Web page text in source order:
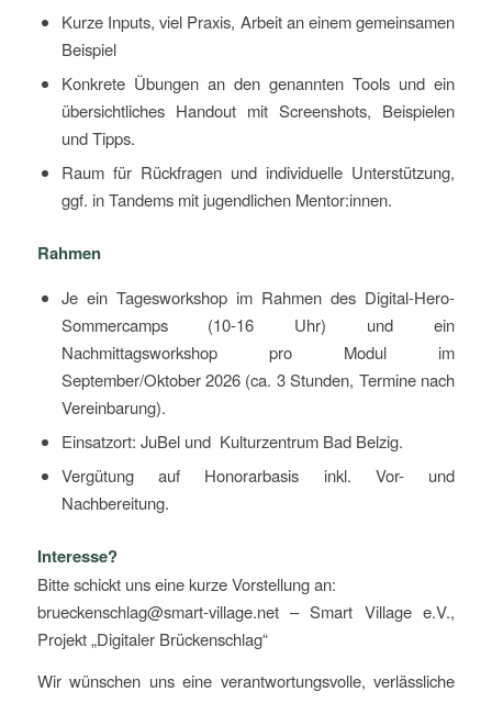
Kurze Inputs, viel Praxis, Arbeit an einem gemeinsamen
Beispiel
Konkrete Übungen an den genannten Tools und ein
übersichtliches Handout mit Screenshots, Beispielen
und Tipps.
Raum für Rückfragen und individuelle Unterstützung,
ggf. in Tandems mit jugendlichen Mentor:innen.
Rahmen
Je ein Tagesworkshop im Rahmen des Digital-Hero-
Sommercamps (10-16 Uhr) und ein
Nachmittagsworkshop pro Modul im
September/Oktober 2026 (ca. 3 Stunden, Termine nach
Vereinbarung).
Einsatzort: JuBel und Kulturzentrum Bad Belzig.
Vergütung auf Honorarbasis inkl. Vor- und
Nachbereitung.
Interesse?
Bitte schickt uns eine kurze Vorstellung an:
brueckenschlag@smart-village.net – Smart Village e.V.,
Projekt „Digitaler Brückenschlag“
Wir wünschen uns eine verantwortungsvolle, verlässliche